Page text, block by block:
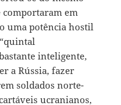
comportaram em
uma potência hostil
inteligente,
a Rússia, fazer
soldados norte-
ucranianos,